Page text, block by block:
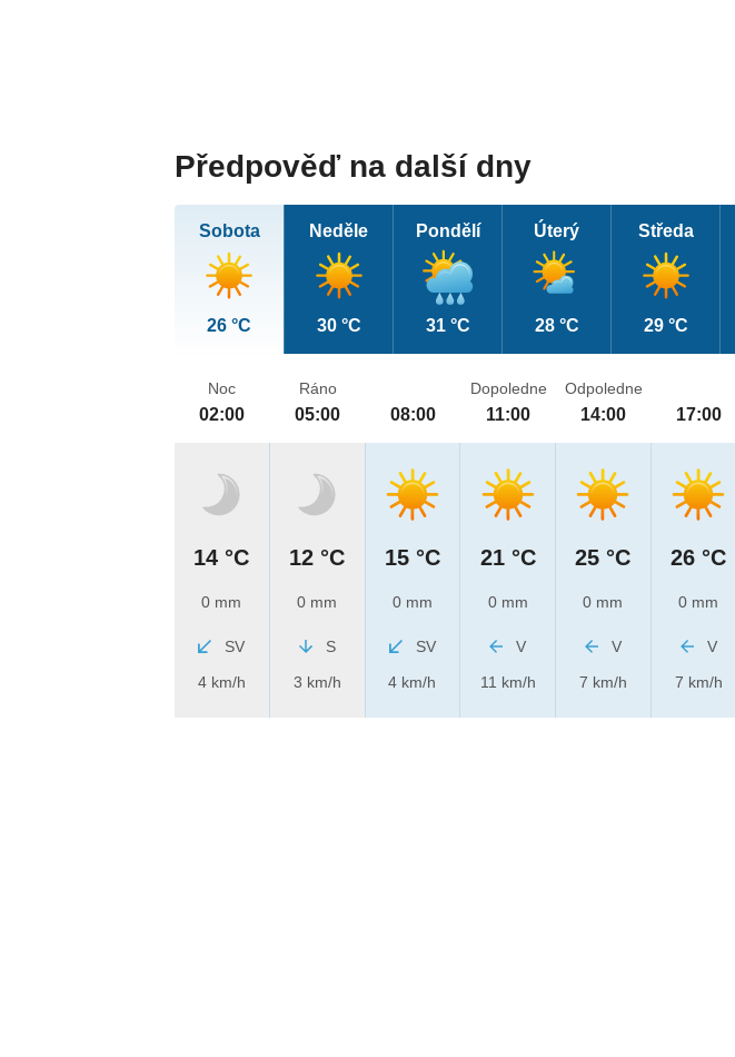
Předpověď na další dny
Sobota
26 °C
Neděle
30 °C
Pondělí
31 °C
Úterý
28 °C
Středa
29 °C
Noc
02:00
14 °C
0 mm
SV
4 km/h
Ráno
05:00
12 °C
0 mm
S
3 km/h
08:00
15 °C
0 mm
SV
4 km/h
Dopoledne
11:00
21 °C
0 mm
V
11 km/h
Odpoledne
14:00
25 °C
0 mm
V
7 km/h
17:00
26 °C
0 mm
V
7 km/h